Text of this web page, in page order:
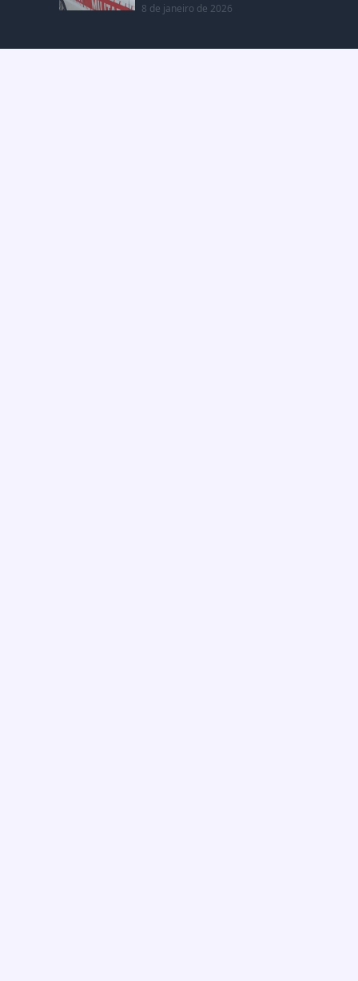
8 de janeiro de 2026